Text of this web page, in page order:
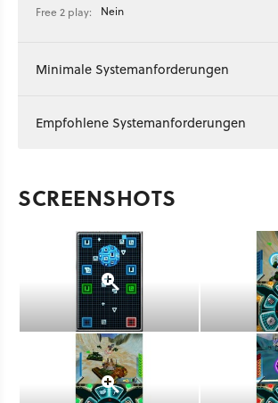
Free 2 play:
Nein
Minimale Systemanforderungen
Empfohlene Systemanforderungen
SCREENSHOTS